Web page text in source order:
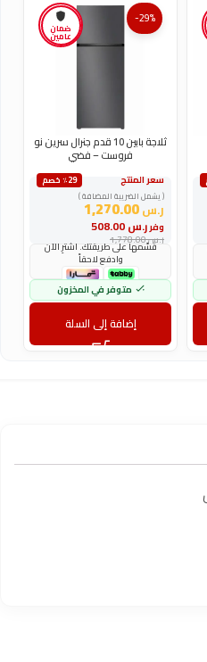
ضمان
عامين
-29%
ثلاجة بابين 10 قدم جنرال سرين نو
فروست – فضي
سعر المنتج
٪29 خصم
( يشمل الضريبة المضافة )
ر.س1,270.00
وفرر.س
ر.س1,778.00
قسّمها على طريقتك. اشترِ الآن
وادفع لاحقاً
متوفر في المخزون
إضافة إلى السلة